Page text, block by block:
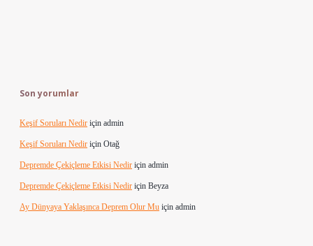
Son yorumlar
Keşif Soruları Nedir için admin
Keşif Soruları Nedir için Otağ
Depremde Çekiçleme Etkisi Nedir için admin
Depremde Çekiçleme Etkisi Nedir için Beyza
Ay Dünyaya Yaklaşınca Deprem Olur Mu için admin